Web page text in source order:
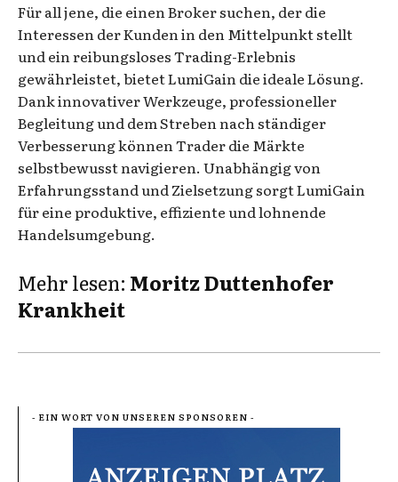
Für all jene, die einen Broker suchen, der die
Interessen der Kunden in den Mittelpunkt stellt
und ein reibungsloses Trading-Erlebnis
gewährleistet, bietet LumiGain die ideale Lösung.
Dank innovativer Werkzeuge, professioneller
Begleitung und dem Streben nach ständiger
Verbesserung können Trader die Märkte
selbstbewusst navigieren. Unabhängig von
Erfahrungsstand und Zielsetzung sorgt LumiGain
für eine produktive, effiziente und lohnende
Handelsumgebung.
Mehr lesen: Moritz Duttenhofer
Krankheit
- EIN WORT VON UNSEREN SPONSOREN -